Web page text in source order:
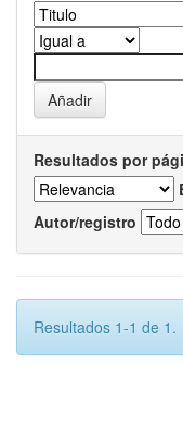
Resultados por
Autor/registro
Resultados 1-1 de 1.